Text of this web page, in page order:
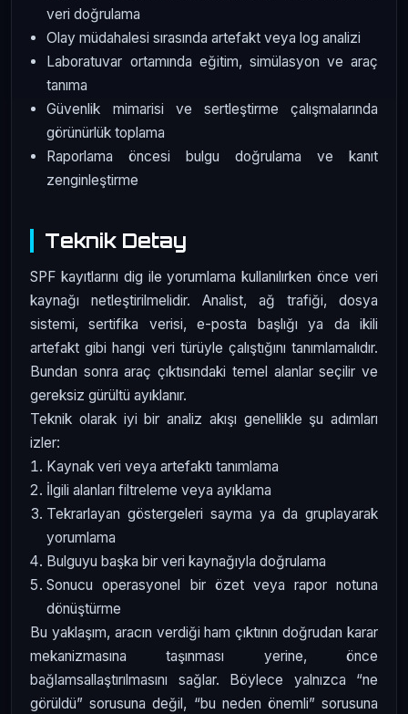
veri doğrulama
Olay müdahalesi sırasında artefakt veya log analizi
Laboratuvar ortamında eğitim, simülasyon ve araç
tanıma
Güvenlik mimarisi ve sertleştirme çalışmalarında
görünürlük toplama
Raporlama öncesi bulgu doğrulama ve kanıt
zenginleştirme
Teknik Detay
SPF kayıtlarını dig ile yorumlama kullanılırken önce veri
kaynağı netleştirilmelidir. Analist, ağ trafiği, dosya
sistemi, sertifika verisi, e-posta başlığı ya da ikili
artefakt gibi hangi veri türüyle çalıştığını tanımlamalıdır.
Bundan sonra araç çıktısındaki temel alanlar seçilir ve
gereksiz gürültü ayıklanır.
Teknik olarak iyi bir analiz akışı genellikle şu adımları
izler:
Kaynak veri veya artefaktı tanımlama
İlgili alanları filtreleme veya ayıklama
Tekrarlayan göstergeleri sayma ya da gruplayarak
yorumlama
Bulguyu başka bir veri kaynağıyla doğrulama
Sonucu operasyonel bir özet veya rapor notuna
dönüştürme
Bu yaklaşım, aracın verdiği ham çıktının doğrudan karar
mekanizmasına taşınması yerine, önce
bağlamsallaştırılmasını sağlar. Böylece yalnızca “ne
görüldü” sorusuna değil, “bu neden önemli” sorusuna